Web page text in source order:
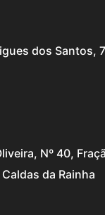
dos Santos,
Nº 40,
da Rainha